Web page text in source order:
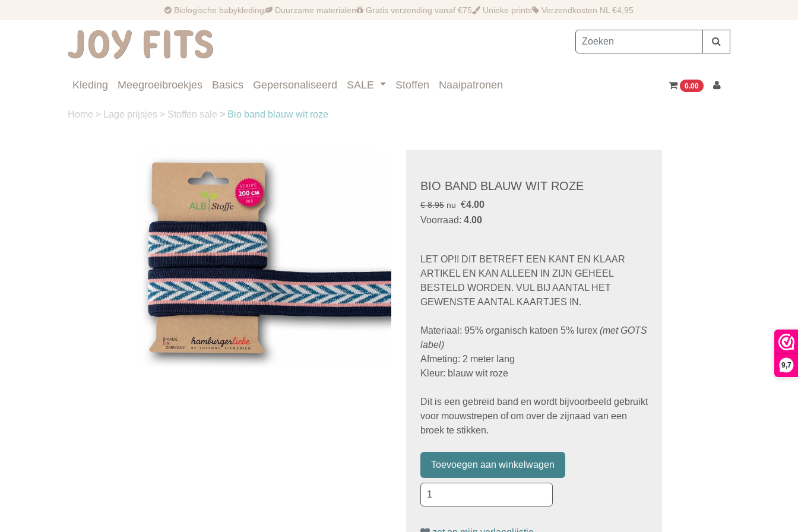
9,7
Biologische babykleding Duurzame materialen Gratis verzending vanaf €75 Unieke prints Verzendkosten NL €4,95
Kleding Meegroeibroekjes Basics Gepersonaliseerd SALE Stoffen Naaipatronen 0.00
Home > Lage prijsjes > Stoffen sale > Bio band blauw wit roze
BIO BAND BLAUW WIT ROZE
€ 8.95 nu €4.00
Voorraad: 4.00
LET OP!! DIT BETREFT EEN KANT EN KLAAR
ARTIKEL EN KAN ALLEEN IN ZIJN GEHEEL
BESTELD WORDEN. VUL BIJ AANTAL HET
GEWENSTE AANTAL KAARTJES IN.
Materiaal: 95% organisch katoen 5% lurex (met GOTS
label)
Afmeting: 2 meter lang
Kleur: blauw wit roze
Dit is een gebreid band en wordt bijvoorbeeld gebruikt
voor mouwstrepen of om over de zijnaad van een
broek te stikken.